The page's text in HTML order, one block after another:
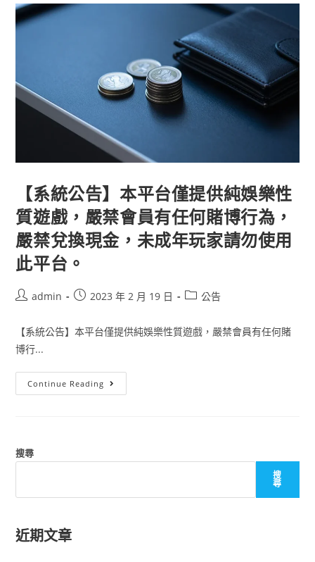
【系統公告】本平台僅提供純娛樂性
質遊戲，嚴禁會員有任何賭博行為，
嚴禁兌換現金，未成年玩家請勿使用
此平台。
admin 2023 年 2 月 19 日 公告
【系統公告】本平台僅提供純娛樂性質遊戲，嚴禁會員有任何賭
博行...
Continue Reading
搜尋
搜
尋
近期文章